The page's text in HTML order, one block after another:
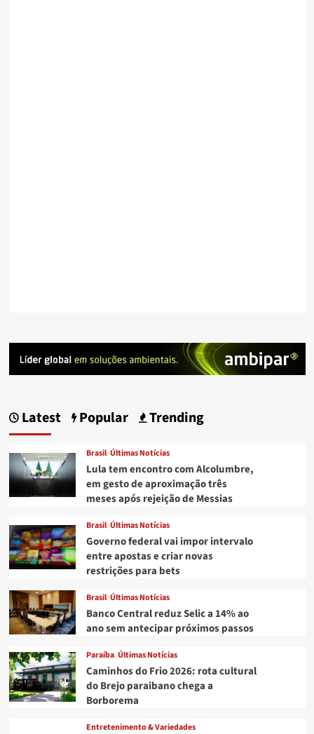
Latest Popular Trending
Brasil Últimas Notícias
Lula tem encontro com Alcolumbre,
em gesto de aproximação três
meses após rejeição de Messias
Brasil Últimas Notícias
Governo federal vai impor intervalo
entre apostas e criar novas
restrições para bets
Brasil Últimas Notícias
Banco Central reduz Selic a 14% ao
ano sem antecipar próximos passos
Paraíba Últimas Notícias
Caminhos do Frio 2026: rota cultural
do Brejo paraibano chega a
Borborema
Entretenimento & Variedades